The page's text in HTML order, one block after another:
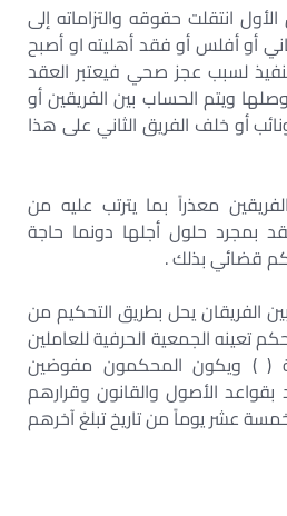
انتقلت حقوقه والتزاماته إلى
أو أفلس أو فقد أهليته او أصبح
لسبب عجز صحي فيعتبر العقد
ويتم الحساب بين الفريقين أو
أو خلف الفريق الثاني على هذا
معذراً بما يترتب عليه من
بمجرد حلول أجلها دونما حاجة
قضائي بذلك .
الفريقان يحل بطريق التحكيم من
الجمعية الحرفية للعاملين
( ) ويكون المحكمون مفوضين
الأصول والقانون وقرارهم
خمسة عشر يوماً من تاريخ تبلغ آخرهم